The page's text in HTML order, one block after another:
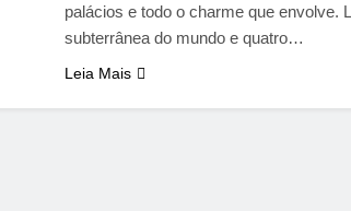
palácios e todo o charme que envolve.
subterrânea do mundo e quatro…
Leia Mais